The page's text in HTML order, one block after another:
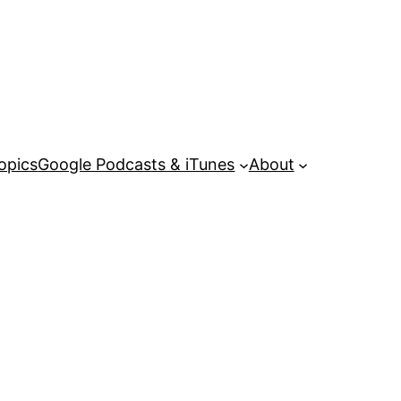
Google Podcasts & iTunes About